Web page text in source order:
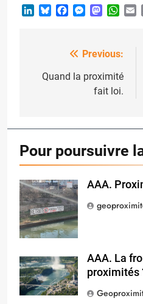
LinkedInBlueskyFacebook
Messenger
navigation
Previous:
Quand la proximité
fait loi.
Pour poursuivre
oplus_32
AAA.
AAA. La
proximités